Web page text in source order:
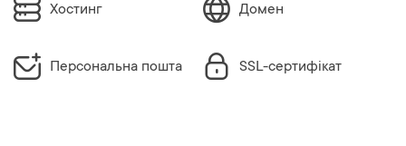
Хостинг Домен
Персональна пошта SSL-сертифікат